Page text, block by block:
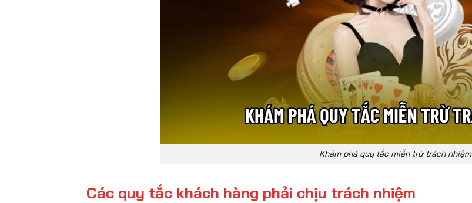
Khám phá quy tắc miễn trừ trách nhiệm
Các quy tắc khách hàng phải chịu trách nhiệm